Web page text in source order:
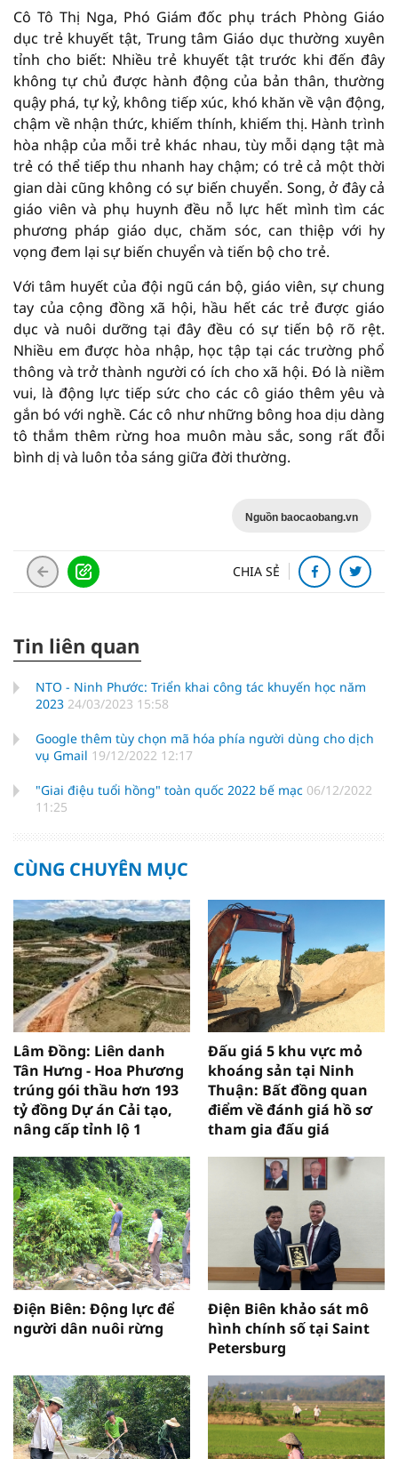
Cô Tô Thị Nga, Phó Giám đốc phụ trách Phòng Giáo
dục trẻ khuyết tật, Trung tâm Giáo dục thường xuyên
tỉnh cho biết: Nhiều trẻ khuyết tật trước khi đến đây
không tự chủ được hành động của bản thân, thường
quậy phá, tự kỷ, không tiếp xúc, khó khăn về vận động,
chậm về nhận thức, khiếm thính, khiếm thị. Hành trình
hòa nhập của mỗi trẻ khác nhau, tùy mỗi dạng tật mà
trẻ có thể tiếp thu nhanh hay chậm; có trẻ cả một thời
gian dài cũng không có sự biến chuyển. Song, ở đây cả
giáo viên và phụ huynh đều nỗ lực hết mình tìm các
phương pháp giáo dục, chăm sóc, can thiệp với hy
vọng đem lại sự biến chuyển và tiến bộ cho trẻ.
Với tâm huyết của đội ngũ cán bộ, giáo viên, sự chung
tay của cộng đồng xã hội, hầu hết các trẻ được giáo
dục và nuôi dưỡng tại đây đều có sự tiến bộ rõ rệt.
Nhiều em được hòa nhập, học tập tại các trường phổ
thông và trở thành người có ích cho xã hội. Đó là niềm
vui, là động lực tiếp sức cho các cô giáo thêm yêu và
gắn bó với nghề. Các cô như những bông hoa dịu dàng
tô thắm thêm rừng hoa muôn màu sắc, song rất đỗi
bình dị và luôn tỏa sáng giữa đời thường.
Nguồn baocaobang.vn
CHIA SẺ
Tin liên quan
NTO - Ninh Phước: Triển khai công tác khuyến học năm
2023 24/03/2023 15:58
Google thêm tùy chọn mã hóa phía người dùng cho dịch
vụ Gmail 19/12/2022 12:17
"Giai điệu tuổi hồng" toàn quốc 2022 bế mạc 06/12/2022
11:25
CÙNG CHUYÊN MỤC
Lâm Đồng: Liên danh
Tân Hưng - Hoa Phương
trúng gói thầu hơn 193
tỷ đồng Dự án Cải tạo,
nâng cấp tỉnh lộ 1
Đấu giá 5 khu vực mỏ
khoáng sản tại Ninh
Thuận: Bất đồng quan
điểm về đánh giá hồ sơ
tham gia đấu giá
Điện Biên: Động lực để
người dân nuôi rừng
Điện Biên khảo sát mô
hình chính số tại Saint
Petersburg